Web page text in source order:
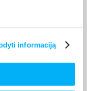
informaciją
per 1–2 darbo
iš Vonios plautuvės
biure Kaune.